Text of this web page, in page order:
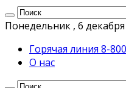
Понедельник , 6 декабря
Горячая линия 8-
О нас